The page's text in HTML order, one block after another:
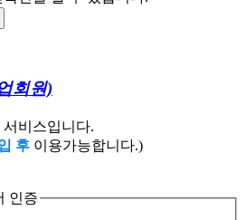
회원)
비스입니다.
후 이용가능합니다.)
인증